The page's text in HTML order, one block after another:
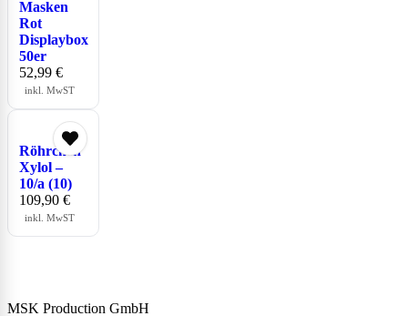
Masken
Rot
Displaybox
50er
52,99 €
inkl. MwST
Röhrchen
Xylol –
10/a (10)
109,90 €
inkl. MwST
MSK Production GmbH